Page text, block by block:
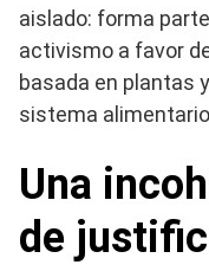
aislado: forma
activismo a favor
basada en plantas
sistema
Una
de